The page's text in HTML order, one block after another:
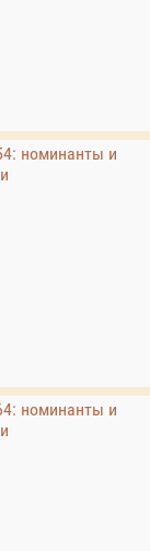
номинанты и
номинанты и